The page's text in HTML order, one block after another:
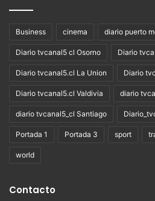
Business cinema diario puerto
Diario tvcanal5 cl Osorno Diario
Diario tvcanal5.cl La Union Diario
Diario tvcanal5.cl Valdivia diario
diario tvcanal5_cl Santiago
Portada 1 Portada 3 sport
world
Contacto